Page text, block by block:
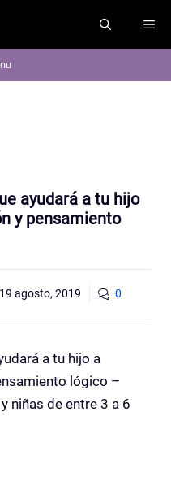
ayudará a tu hijo
y pensamiento
19 agosto, 2019 0
a tu hijo a
lógico –
niñas de entre 3 a 6